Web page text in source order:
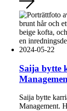
2024-05-22
Saija bytte
Saija bytte
Management.